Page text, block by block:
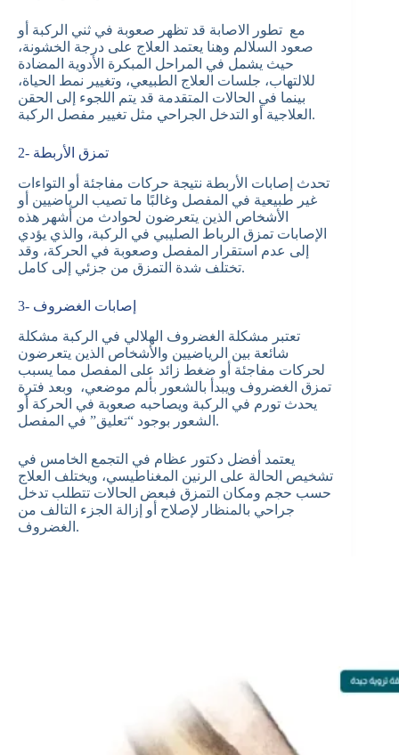
مع تطور الاصابة قد تظهر صعوبة في ثني الركبة أو
صعود السلالم وهنا يعتمد العلاج على درجة الخشونة،
حيث يشمل في المراحل المبكرة الأدوية المضادة
للالتهاب، جلسات العلاج الطبيعي، وتغيير نمط الحياة،
بينما في الحالات المتقدمة قد يتم اللجوء إلى الحقن
العلاجية أو التدخل الجراحي مثل تغيير مفصل الركبة.
2- تمزق الأربطة
تحدث إصابات الأربطة نتيجة حركات مفاجئة أو التواءات
غير طبيعية في المفصل وغالبًا ما تصيب الرياضيين أو
الأشخاص الذين يتعرضون لحوادث من أشهر هذه
الإصابات تمزق الرباط الصليبي في الركبة، والذي يؤدي
إلى عدم استقرار المفصل وصعوبة في الحركة، وقد
تختلف شدة التمزق من جزئي إلى كامل.
3- إصابات الغضروف
تعتبر مشكلة الغضروف الهلالي في الركبة مشكلة
شائعة بين الرياضيين والأشخاص الذين يتعرضون
لحركات مفاجئة أو ضغط زائد على المفصل مما يسبب
تمزق الغضروف ويبدأ بالشعور بألم موضعي، وبعد فترة
يحدث تورم في الركبة ويصاحبه صعوبة في الحركة أو
الشعور بوجود “تعليق” في المفصل.
يعتمد أفضل دكتور عظام في التجمع الخامس في
تشخيص الحالة على الرنين المغناطيسي، ويختلف العلاج
حسب حجم ومكان التمزق فبعض الحالات تتطلب تدخل
جراحي بالمنظار لإصلاح أو إزالة الجزء التالف من
الغضروف.